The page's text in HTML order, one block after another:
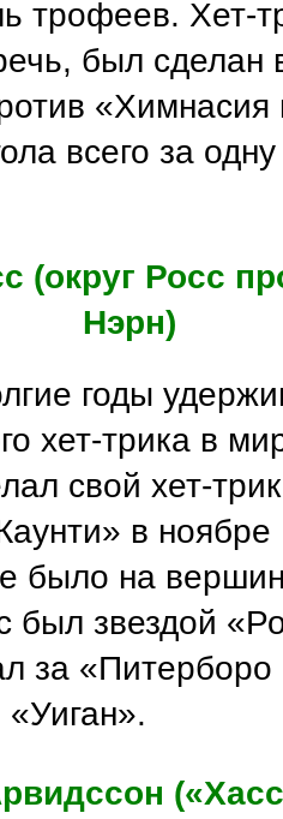
трофеев. Хет-
был сделан
всего за
(округ Росс
Нэрн)
годы
хет-трика в
свой хет-
в ноябре
было на
был звездой
за